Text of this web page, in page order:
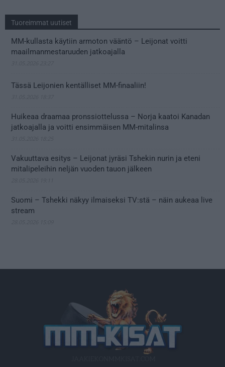
Tuoreimmat uutiset
MM-kullasta käytiin armoton vääntö – Leijonat voitti
maailmanmestaruuden jatkoajalla
Tässä Leijonien kentälliset MM-finaaliin!
Huikeaa draamaa pronssiottelussa – Norja kaatoi Kanadan
jatkoajalla ja voitti ensimmäisen MM-mitalinsa
Vakuuttava esitys – Leijonat jyräsi Tshekin nurin ja eteni
mitalipeleihin neljän vuoden tauon jälkeen
Suomi – Tshekki näkyy ilmaiseksi TV:stä – näin aukeaa live
stream